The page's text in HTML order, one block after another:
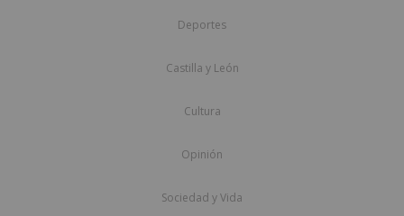
Deportes
Castilla y León
Cultura
Opinión
Sociedad y Vida